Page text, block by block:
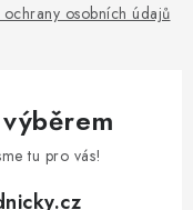
osobních údajů
tu pro vás!